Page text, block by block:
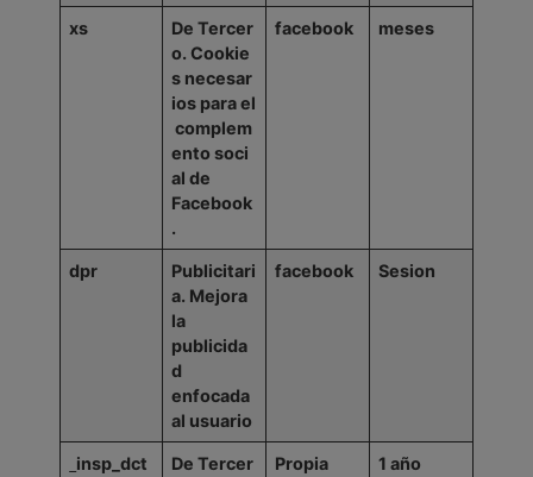
xs De Tercer
o. Cookie
s necesar
ios parael
complem
ento soci
al de
Facebook
.
facebook meses
dpr
Publicitari
a. Mejora
la
publicida
d
enfocada
al usuario
facebook Sesion
insp_dct De Tercer
Propia 1 año